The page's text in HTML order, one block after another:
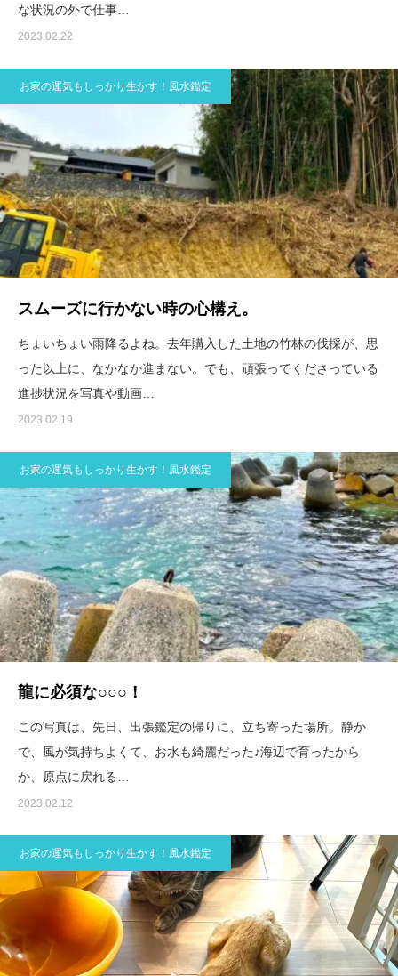
な状況の外で仕事…
2023.02.22
お家の運気もしっかり生かす！風水鑑定
スムーズに行かない時の心構え。
ちょいちょい雨降るよね。去年購入した土地の竹林の伐採が、思
った以上に、なかなか進まない。でも、頑張ってくださっている
進捗状況を写真や動画…
2023.02.19
お家の運気もしっかり生かす！風水鑑定
龍に必須な○○○！
この写真は、先日、出張鑑定の帰りに、立ち寄った場所。静か
で、風が気持ちよくて、お水も綺麗だった♪海辺で育ったから
か、原点に戻れる…
2023.02.12
お家の運気もしっかり生かす！風水鑑定